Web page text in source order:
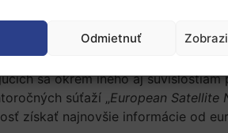
Odmietnuť
s názvom „Satellite Masters
venujúcej sa
sa okrem iného aj
súťaží „European Satellite
získať najnovšie informácie od